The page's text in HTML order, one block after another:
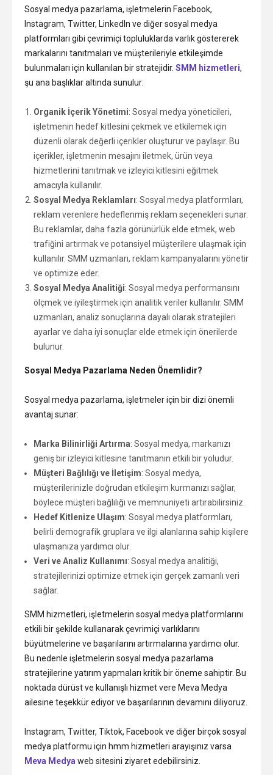
Sosyal medya pazarlama, işletmelerin Facebook,
Instagram, Twitter, LinkedIn ve diğer sosyal medya
platformları gibi çevrimiçi topluluklarda varlık göstererek
markalarını tanıtmaları ve müşterileriyle etkileşimde
bulunmaları için kullanılan bir stratejidir. SMM hizmetleri,
şu ana başlıklar altında sunulur:
Organik İçerik Yönetimi: Sosyal medya yöneticileri,
işletmenin hedef kitlesini çekmek ve etkilemek için
düzenli olarak değerli içerikler oluşturur ve paylaşır. Bu
içerikler, işletmenin mesajını iletmek, ürün veya
hizmetlerini tanıtmak ve izleyici kitlesini eğitmek
amacıyla kullanılır.
Sosyal Medya Reklamları: Sosyal medya platformları,
reklam verenlere hedeflenmiş reklam seçenekleri sunar.
Bu reklamlar, daha fazla görünürlük elde etmek, web
trafiğini artırmak ve potansiyel müşterilere ulaşmak için
kullanılır. SMM uzmanları, reklam kampanyalarını yönetir
ve optimize eder.
Sosyal Medya Analitiği: Sosyal medya performansını
ölçmek ve iyileştirmek için analitik veriler kullanılır. SMM
uzmanları, analiz sonuçlarına dayalı olarak stratejileri
ayarlar ve daha iyi sonuçlar elde etmek için önerilerde
bulunur.
Sosyal Medya Pazarlama Neden Önemlidir?
Sosyal medya pazarlama, işletmeler için bir dizi önemli
avantaj sunar:
Marka Bilinirliği Artırma: Sosyal medya, markanızı
geniş bir izleyici kitlesine tanıtmanın etkili bir yoludur.
Müşteri Bağlılığı ve İletişim: Sosyal medya,
müşterilerinizle doğrudan etkileşim kurmanızı sağlar,
böylece müşteri bağlılığı ve memnuniyeti artırabilirsiniz.
Hedef Kitlenize Ulaşım: Sosyal medya platformları,
belirli demografik gruplara ve ilgi alanlarına sahip kişilere
ulaşmanıza yardımcı olur.
Veri ve Analiz Kullanımı: Sosyal medya analitiği,
stratejilerinizi optimize etmek için gerçek zamanlı veri
sağlar.
SMM hizmetleri, işletmelerin sosyal medya platformlarını
etkili bir şekilde kullanarak çevrimiçi varlıklarını
büyütmelerine ve başarılarını artırmalarına yardımcı olur.
Bu nedenle işletmelerin sosyal medya pazarlama
stratejilerine yatırım yapmaları kritik bir öneme sahiptir. Bu
noktada dürüst ve kullanışlı hizmet vere Meva Medya
ailesine teşekkür ediyor ve başarılarının devamını diliyoruz.
Instagram, Twitter, Tiktok, Facebook ve diğer birçok sosyal
medya platformu için hmm hizmetleri arayışınız varsa
Meva Medya web sitesini ziyaret edebilirsiniz.